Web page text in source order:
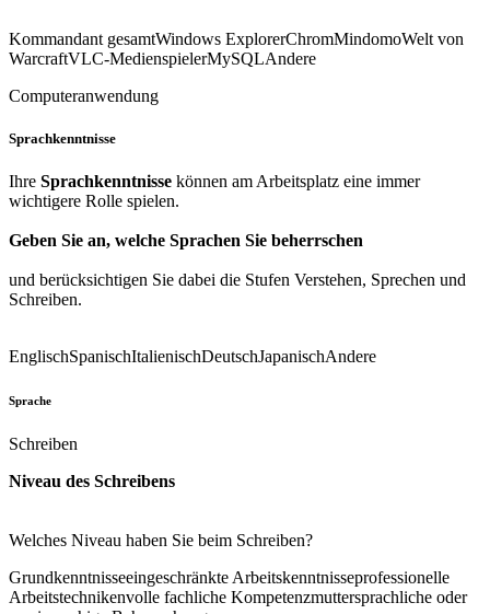
Kommandant gesamtWindows ExplorerChromMindomoWelt von
WarcraftVLC-MedienspielerMySQLAndere
Computeranwendung
Sprachkenntnisse
Ihre Sprachkenntnisse können am Arbeitsplatz eine immer
wichtigere Rolle spielen.
Geben Sie an, welche Sprachen Sie beherrschen
und berücksichtigen Sie dabei die Stufen Verstehen, Sprechen und
Schreiben.
EnglischSpanischItalienischDeutschJapanischAndere
Sprache
Schreiben
Niveau des Schreibens
Welches Niveau haben Sie beim Schreiben?
Grundkenntnisseeingeschränkte Arbeitskenntnisseprofessionelle
Arbeitstechnikenvolle fachliche Kompetenzmuttersprachliche oder